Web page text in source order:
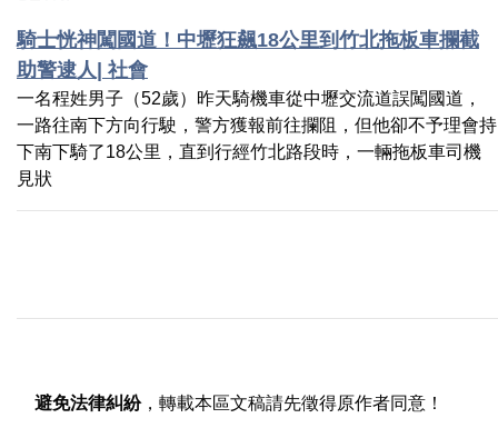
騎士恍神闖國道！中壢狂飆18公里到竹北拖板車攔截
助警逮人| 社會
一名程姓男子（52歲）昨天騎機車從中壢交流道誤闖國道，
一路往南下方向行駛，警方獲報前往攔阻，但他卻不予理會持
下南下騎了18公里，直到行經竹北路段時，一輛拖板車司機
見狀
避免法律糾紛，轉載本區文稿請先徵得原作者同意！